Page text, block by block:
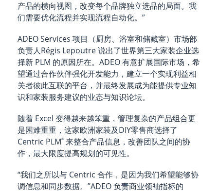
产品的横向视图，改变每个品牌独立选品的局面。我
们需要优化流程并实现流程自动化。”
ADEO Services 项目（厨房、浴室和储藏室）市场部
负责人Régis Lepoutre 说出了世界第三大家装企业选
择新 PLM 的原因所在。ADEO 有意扩展国际市场，希
望通过合作伙伴强化开发能力，建立一个实现利益相
关者彼此互联的平台，并最终发展成为能提供专业知
识和家装服务建议的业态与知识论坛。
随着 Excel 变得越来越笨重，管理复杂的产品组合更
是困难重重，这家欧洲家装及DIY零售商选择了
Centric PLM® 来整合产品信息，改善团队之间的协
作，最大限度提高规划的可见性。
“我们之所以与 Centric 合作，是因为我们希望能够协
调信息和同步数据。”ADEO 负责商业领袖指标的